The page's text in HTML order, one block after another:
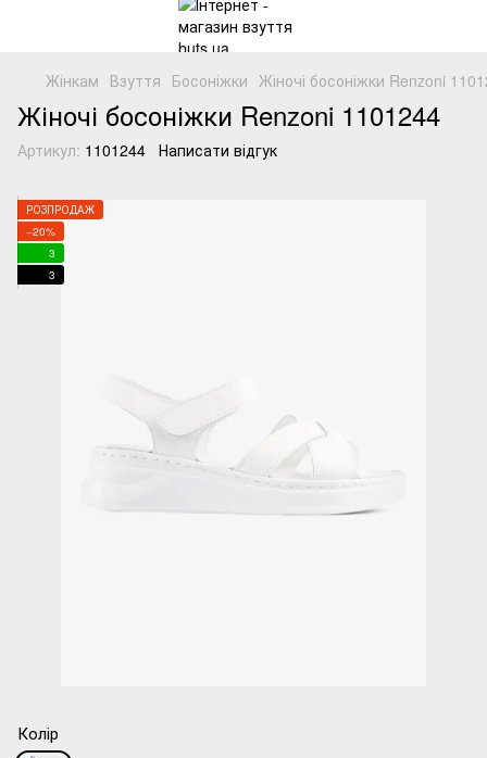
Жінкам Взуття Босоніжки Жіночі босоніжки Renzoni
Жіночі босоніжки Renzoni 1101244
Артикул: 1101244 Написати відгук
РОЗПРОДАЖ
−20%
3
3
Колір